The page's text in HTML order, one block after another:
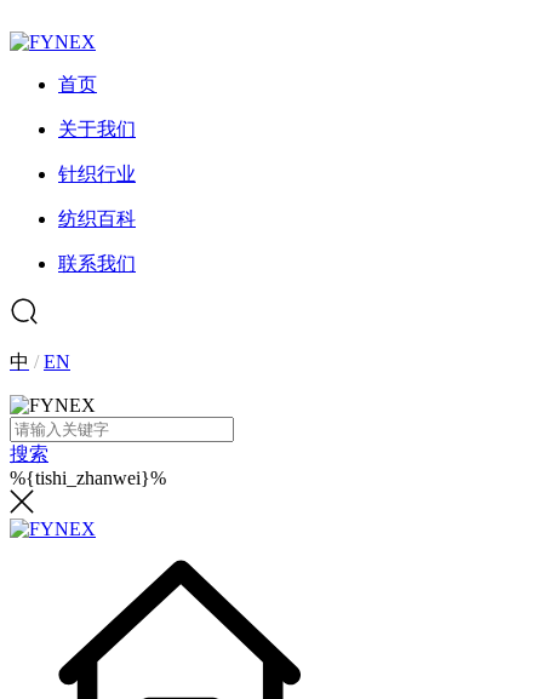
首页
关于我们
针织行业
纺织百科
联系我们
中 /EN
搜索
%{tishi_zhanwei}%